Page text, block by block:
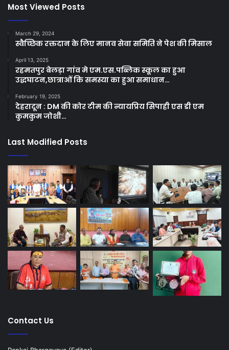
Most Viewed Posts
March 29, 2024
स्वैच्छिक रक्तदान के लिए मानव सेवा समिति ने पेश की मिसाल
April 13, 2025
रहमतपुर बेलड़ा गांव मे एम.एस.पब्लिक स्कूल का हुआ
उद्धघाटन,छात्राओं कि समस्या का हुआ समाधान…
February 19, 2025
देहरादून : DM की कोर टीम की न्यायप्रिय सिपाही एस डी एम
कुमकुम जोशी…
Last Modified Posts
Contact Us